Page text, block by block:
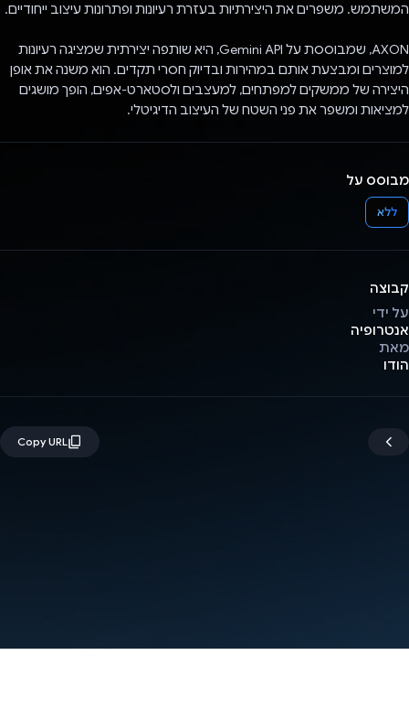
המשתמש. משפרים את היצירתיות בעזרת רעיונות ופתרונות עיצוב ייחודיים.
AXON, שמבוססת על Gemini API, היא שותפה יצירתית שמציגה רעיונות
למוצרים ומבצעת אותם במהירות ובדיוק חסרי תקדים. הוא משנה את אופן
היצירה של ממשקים למפתחים, למעצבים ולסטארט-אפים, הופך מושגים
למציאות ומשפר את פני השטח של העיצוב הדיגיטלי.
מבוסס על
ללא
קבוצה
על ידי
אנטרופיה
מאת
הודו